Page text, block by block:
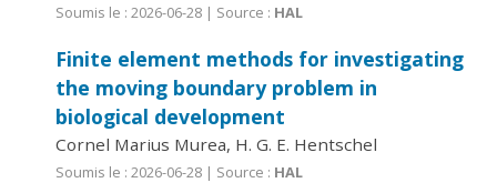
Soumis le : 2026-06-28 | Source : HAL
Finite element methods for investigating
the moving boundary problem in
biological development
Cornel Marius Murea, H. G. E. Hentschel
Soumis le : 2026-06-28 | Source : HAL